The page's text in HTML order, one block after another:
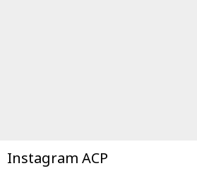
Instagram ACP